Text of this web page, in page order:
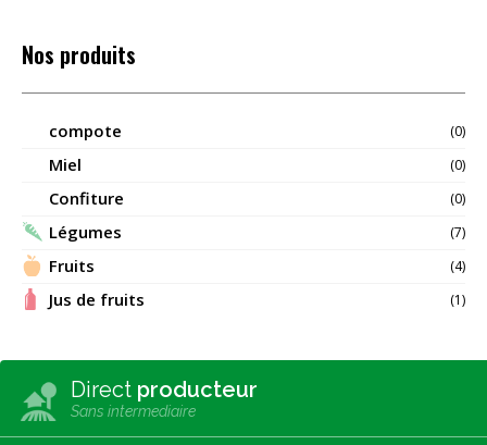
ancien
Nos produits
compote (0)
Miel (0)
Confiture (0)
Légumes (7)
Fruits (4)
Jus de fruits (1)
Direct producteur
Sans intermediaire